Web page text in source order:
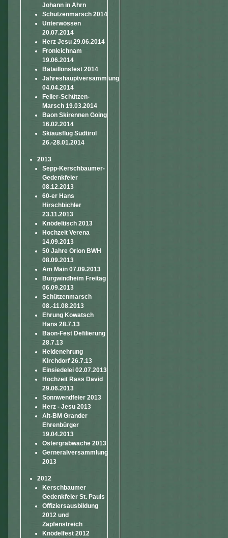
Johann in Ahrn
Schützenmarsch 2014
Unterwössen
20.07.2014
Herz Jesu 29.06.2014
Fronleichnam
19.06.2014
Bataillonsfest 2014
Jahreshauptversammlung
04.04.2014
Feller-Schützen-
Marsch 19.03.2014
Baon Skirennen Going
16.02.2014
Skiausflug Südtirol
26.-28.01.2014
2013
Sepp-Kerschbaumer-
Gedenkfeier
08.12.2013
60-er Hans
Hirschbichler
23.11.2013
Knödeltisch 2013
Hochzeit Verena
14.09.2013
50 Jahre Orion BWH
08.09.2013
Am Main 07.09.2013
Burgwindheim Freitag
06.09.2013
Schützenmarsch
08.-11.08.2013
Ehrung Kowatsch
Hans 28.7.13
Baon-Fest Defilierung
28.7.13
Heldenehrung
Kirchdorf 26.7.13
Einsiedelei 02.07.2013
Hochzeit Rass David
29.06.2013
Sonnwendfeier 2013
Herz - Jesu 2013
Alt-BM Grander
Ehrenbürger
19.04.2013
Ostergrabwache 2013
Gerneralversammlung
2013
2012
Kerschbaumer
Gedenkfeier St. Pauls
Offiziersausbildung
2012 und
Zapfenstreich
Knödelfest 2012